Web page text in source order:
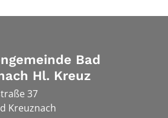
Bad
Hl. Kreuz
37
Kreuznach